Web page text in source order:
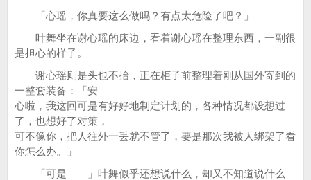
「心瑶，你真要这么做吗？有点太危险了吧？」
叶舞坐在谢心瑶的床边，看着谢心瑶在整理东西，一副很
是担心的样子。
谢心瑶则是头也不抬，正在柜子前整理着刚从国外寄到的
一整套装备：「安
心啦，我这回可是有好好地制定计划的，各种情况都设想过
了，也想好了对策，
可不像你，把人往外一丢就不管了，要是那次我被人绑架了看
你怎么办。」
「可是——」叶舞似乎还想说什么，却又不知道说什么